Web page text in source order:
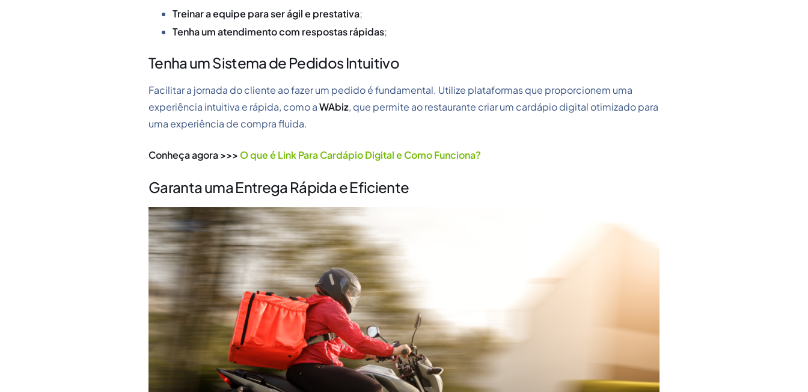
Treinar a equipe para ser ágil e prestativa;
Tenha um atendimento com respostas rápidas;
Tenha um Sistema de Pedidos Intuitivo
Facilitar a jornada do cliente ao fazer um pedido é fundamental. Utilize plataformas que proporcionem uma
experiência intuitiva e rápida, como aWAbiz, que permite ao restaurante criar um cardápio digital otimizado para
uma experiência de compra fluida.
Conheça agora >>> O que é Link Para Cardápio Digital​ e Como Funciona?
Garanta uma Entrega Rápida e Eficiente